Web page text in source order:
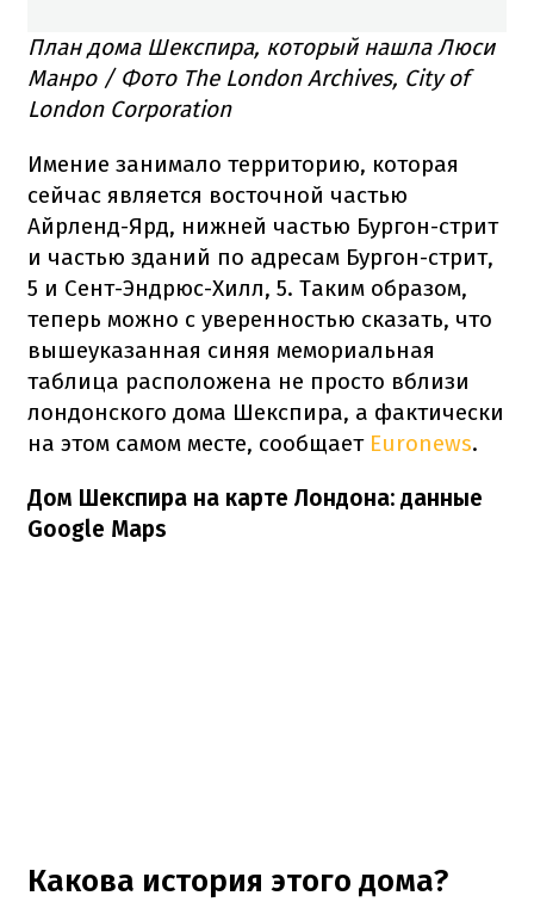
План дома Шекспира, который нашла Люси
Манро / Фото The London Archives, City of
London Corporation
Имение занимало территорию, которая
сейчас является восточной частью
Айрленд-Ярд, нижней частью Бургон-стрит
и частью зданий по адресам Бургон-стрит,
5 и Сент-Эндрюс-Хилл, 5. Таким образом,
теперь можно с уверенностью сказать, что
вышеуказанная синяя мемориальная
таблица расположена не просто вблизи
лондонского дома Шекспира, а фактически
на этом самом месте, сообщает Euronews.
Дом Шекспира на карте Лондона: данные
Google Maps
Какова история этого дома?